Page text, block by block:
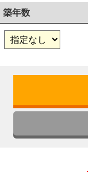
築年数